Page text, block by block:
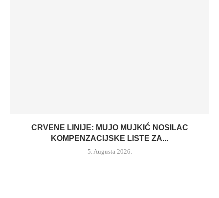
CRVENE LINIJE: MUJO MUJKIĆ NOSILAC
KOMPENZACIJSKE LISTE ZA...
5. Augusta 2026.